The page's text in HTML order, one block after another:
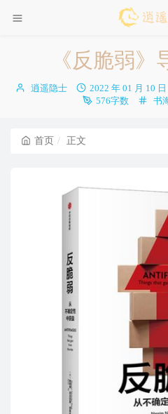
《反脆弱》
博
逍遥隐士
发
布
2022 年 01 月 10 日
576字数
分
书
首页 正文